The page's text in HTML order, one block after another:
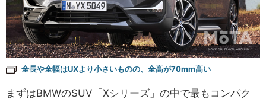
全長や全幅はUXより小さいものの、全高が70mm高い
まずはBMWのSUV「Xシリーズ」の中で最もコンパク